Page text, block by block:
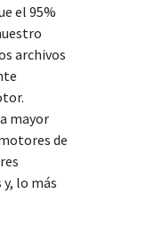
el 95%
archivos
mayor
de
lo más